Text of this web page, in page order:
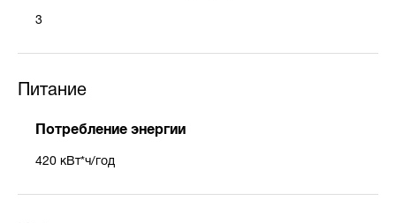
3
Питание
Потребление энергии
420 кВт*ч/год